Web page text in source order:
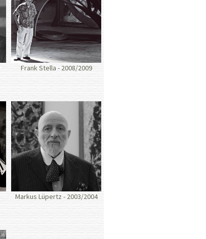
Frank Stella - 2008/2009
Markus Lüpertz - 2003/2004